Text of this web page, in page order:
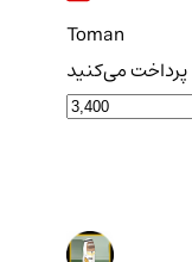
Toman
پرداخت می‌کنید